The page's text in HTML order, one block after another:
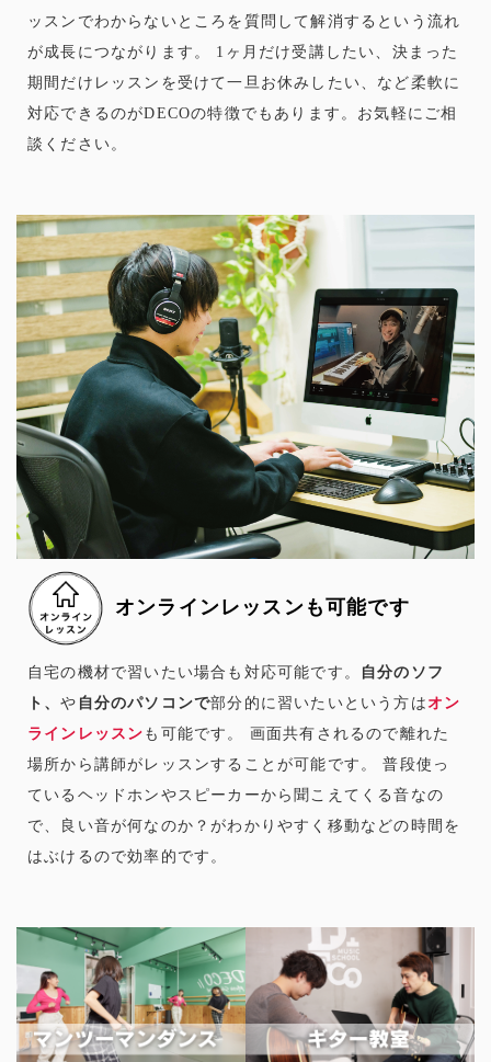
ッスンでわからないところを質問して解消するという流れ
が成長につながります。 1ヶ月だけ受講したい、決まった
期間だけレッスンを受けて一旦お休みしたい、など柔軟に
対応できるのがDECOの特徴でもあります。お気軽にご相
談ください。
オンラインレッスンも可能です
自宅の機材で習いたい場合も対応可能です。
自分のソフ
ト、や 自分のパソコンで部分的に習いたいという方はオン
ラインレッスン も可能です。 画面共有されるので離れた
場所から講師がレッスンすることが可能です。 普段使っ
ているヘッドホンやスピーカーから聞こえてくる音なの
で、良い音が何なのか？がわかりやすく移動などの時間を
はぶけるので効率的です。